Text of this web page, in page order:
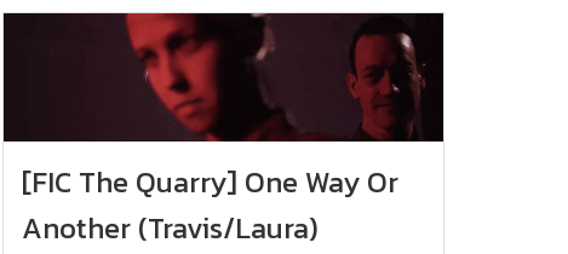
[FIC The Quarry] One Way Or
Another (Travis/Laura)